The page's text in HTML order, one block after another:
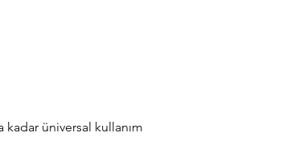
kadar üniversal kullanım